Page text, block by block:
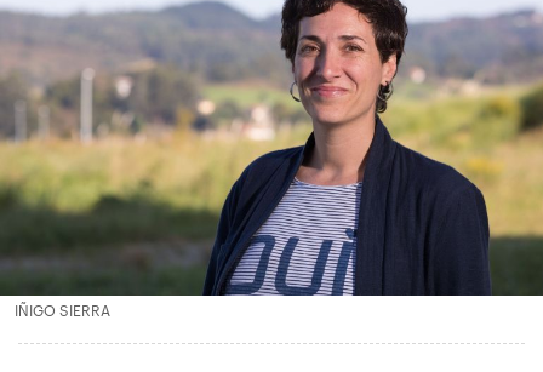
IÑIGO SIERRA